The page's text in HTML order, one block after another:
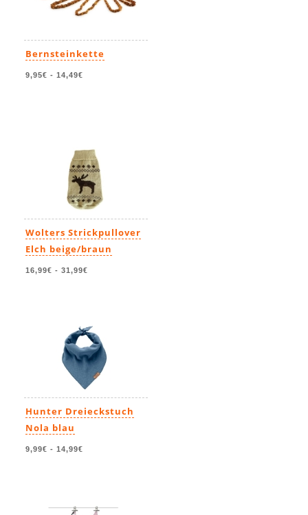
Bernsteinkette
9,95€ - 14,49€
Wolters Strickpullover
Elch beige/braun
16,99€ - 31,99€
Hunter Dreieckstuch
Nola blau
9,99€ - 14,99€